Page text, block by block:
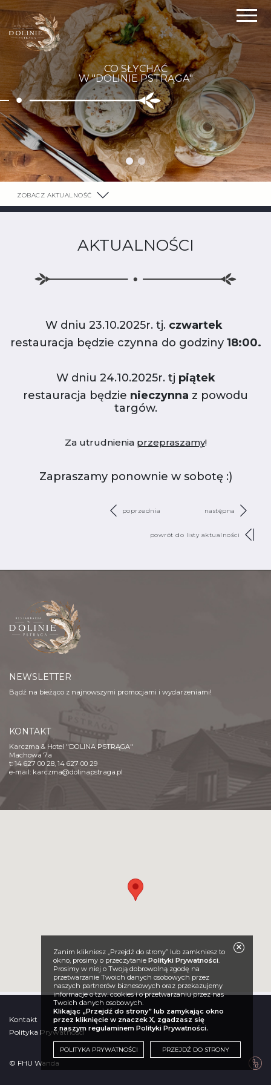
CO SŁYCHAĆ
W "DOLINIE PSTRĄGA"
ZOBACZ AKTUALNOŚĆ
AKTUALNOŚCI
W dniu 23.10.2025r. tj. czwartek
restauracja będzie czynna do godziny 18:00.
W dniu 24.10.2025r. tj piątek
restauracja będzie nieczynna z powodu
targów.
Za utrudnienia przepraszamy!
Zapraszamy ponownie w sobotę :)
poprzednia następna
powrót do listy aktualności
NEWSLETTER
Bądź na bieżąco z najnowszymi promocjami i wydarzeniami!
KONTAKT
Karczma & Hotel "DOLINA PSTRĄGA"
Machowa 7a
t: 14 627 00 28, 14 627 00 29
e-mail: karczma@dolinapstraga.pl
Kontakt
Polityka Prywatności
© FHU Wanda
Zanim klikniesz „Przejdź do strony” lub zamkniesz to
okno, prosimy o przeczytanie Polityki Prywatności.
Prosimy w niej o Twoją dobrowolną zgodę na
przetwarzanie Twoich danych osobowych przez
naszych partnerów biznesowych oraz przekazujemy
informacje o tzw. cookies i o przetwarzaniu przez nas
Twoich danych osobowych.
Klikając „Przejdź do strony” lub zamykając okno
przez kliknięcie w znaczek X, zgadzasz się
z naszym regulaminem Polityki Prywatności.
POLITYKA PRYWATNOŚCI PRZEJDŹ DO STRONY